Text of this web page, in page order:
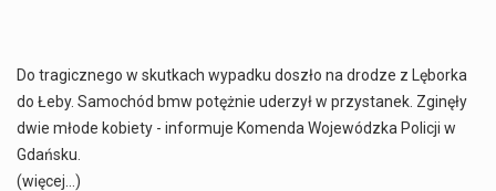
Do tragicznego w skutkach wypadku doszło na drodze z Lęborka
do Łeby. Samochód bmw potężnie uderzył w przystanek. Zginęły
dwie młode kobiety - informuje Komenda Wojewódzka Policji w
Gdańsku.
(więcej…)